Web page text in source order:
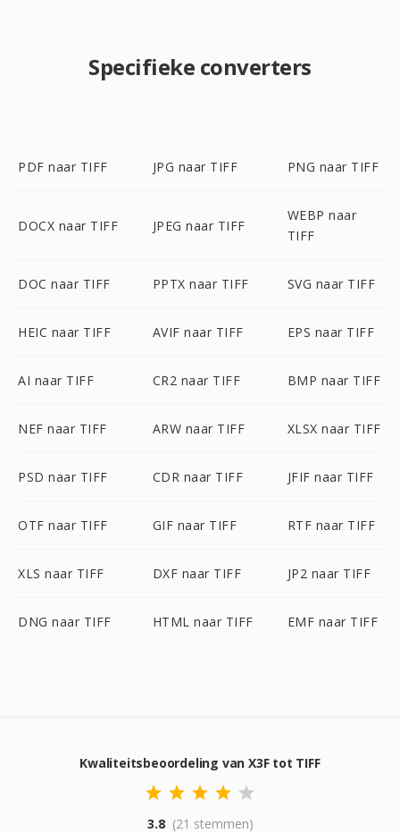
Specifieke converters
PDF naar TIFF JPG naar TIFF PNG naar TIFF
DOCX naar TIFF JPEG naar TIFF
WEBP naar
TIFF
DOC naar TIFF PPTX naar TIFF SVG naar TIFF
HEIC naar TIFF AVIF naar TIFF EPS naar TIFF
AI naar TIFF CR2 naar TIFF BMP naar TIFF
NEF naar TIFF ARW naar TIFF XLSX naar TIFF
PSD naar TIFF CDR naar TIFF JFIF naar TIFF
OTF naar TIFF GIF naar TIFF RTF naar TIFF
XLS naar TIFF DXF naar TIFF JP2 naar TIFF
DNG naar TIFF HTML naar TIFF EMF naar TIFF
Kwaliteitsbeoordeling van X3F tot TIFF
3.8 (21 stemmen)